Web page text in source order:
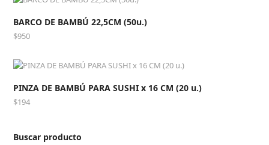
BARCO DE BAMBÚ 22,5CM (50u.)
$950
PINZA DE BAMBÚ PARA SUSHI x 16 CM (20 u.)
$194
Buscar producto